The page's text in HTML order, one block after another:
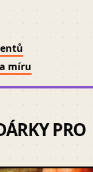
míru
PRO